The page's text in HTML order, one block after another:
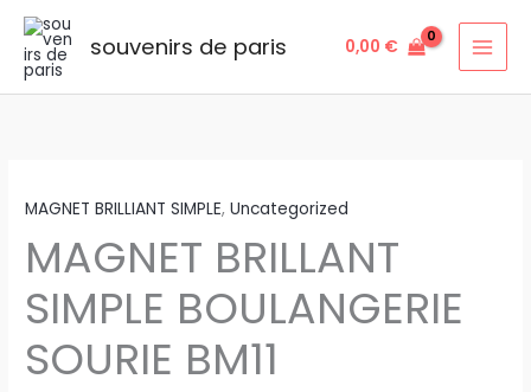
Aller
contenu
souvenirs de paris 0,00 €
MAGNET BRILLIANT SIMPLE,Uncategorized
MAGNET BRILLANT
SIMPLE BOULANGERIE
SOURIE BM11
de
MAGNET
BRILLANT
SIMPLE
BOULANGERIE
SOURIE